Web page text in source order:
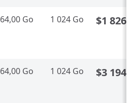
64,00 Go 1 024 Go $1
64,00 Go 1 024 Go $3